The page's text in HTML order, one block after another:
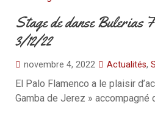
Stage de danse Bulerias
3/12/22
novembre 4, 2022 Actualités,
El Palo Flamenco a le plaisir
Gamba de Jerez » accompagné